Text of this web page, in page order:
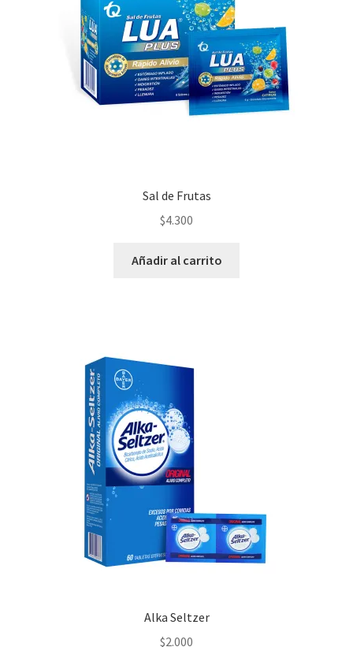
Sal de Frutas
$4.300
Añadir al carrito
Alka Seltzer
$2.000